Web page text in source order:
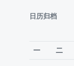
日历归档
一 二